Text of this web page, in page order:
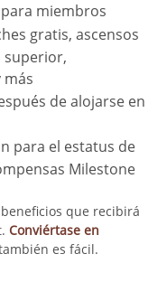
miembros
gratis, ascensos
superior,
más
de alojarse en
para el estatus de
Milestone
que recibirá
Conviértase en
es fácil.